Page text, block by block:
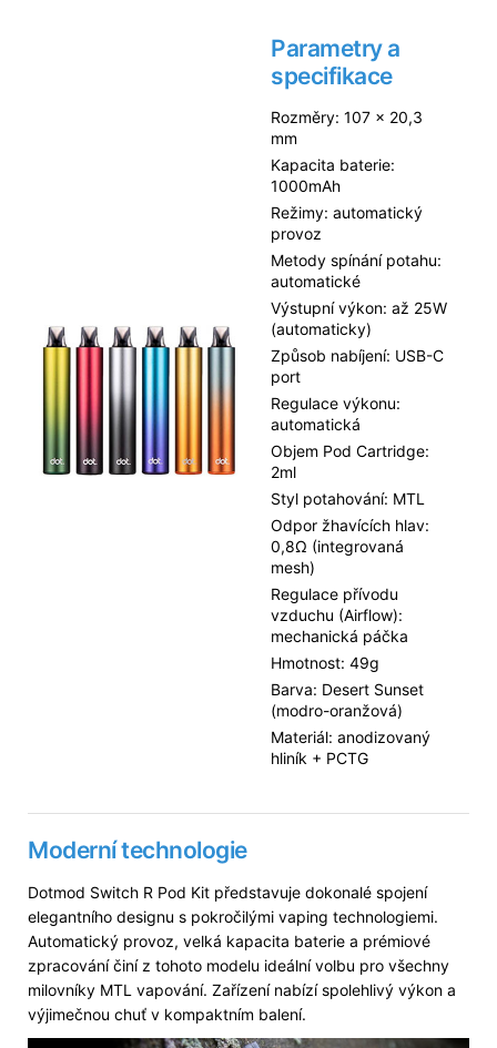
Parametry a
specifikace
Rozměry: 107 × 20,3
mm
Kapacita baterie:
1000mAh
Režimy: automatický
provoz
Metody spínání potahu:
automatické
Výstupní výkon: až 25W
(automaticky)
Způsob nabíjení: USB-C
port
Regulace výkonu:
automatická
Objem Pod Cartridge:
2ml
Styl potahování: MTL
Odpor žhavících hlav:
0,8Ω (integrovaná
mesh)
Regulace přívodu
vzduchu (Airflow):
mechanická páčka
Hmotnost: 49g
Barva: Desert Sunset
(modro-oranžová)
Materiál: anodizovaný
hliník + PCTG
Moderní technologie
Dotmod Switch R Pod Kit představuje dokonalé spojení
elegantního designu s pokročilými vaping technologiemi.
Automatický provoz, velká kapacita baterie a prémiové
zpracování činí z tohoto modelu ideální volbu pro všechny
milovníky MTL vapování. Zařízení nabízí spolehlivý výkon a
výjimečnou chuť v kompaktním balení.